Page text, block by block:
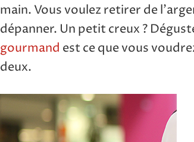
main. Vous voulez retirer de
dépanner. Un petit creux ?
gourmand est ce que vous
deux.